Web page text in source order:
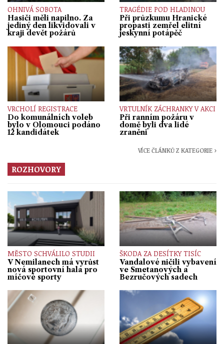
OHNIVÁ SOBOTA
Hasiči měli napilno. Za
jediný den likvidovali v
kraji devět požárů
TRAGÉDIE POD HLADINOU
Při průzkumu Hranické
propasti zemřel elitní
jeskynní potápěč
VRCHOLÍ REGISTRACE
Do komunálních voleb
bylo v Olomouci podáno
12 kandidátek
VRTULNÍK ZÁCHRANKY V AKCI
Při ranním požáru v
domě byli dva lidé
zraněni
VÍCE ČLÁNKŮ Z KATEGORIE ›
ROZHOVORY
MĚSTO SCHVÁLILO STUDII
V Nemilanech má vyrůst
nová sportovní hala pro
míčové sporty
ŠKODA ZA DESÍTKY TISÍC
Vandalové ničili vybavení
ve Smetanových a
Bezručových sadech